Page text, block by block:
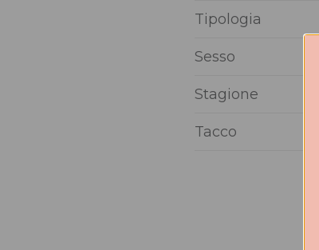
Tipologia
Sesso
Stagione
Tacco